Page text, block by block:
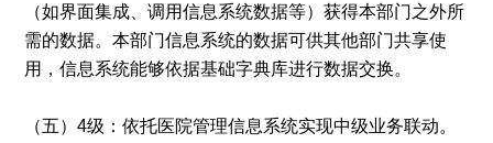
（如界面集成、调用信息系统数据等）获得本部门之外所
需的数据。本部门信息系统的数据可供其他部门共享使
用，信息系统能够依据基础字典库进行数据交换。
（五）4级：依托医院管理信息系统实现中级业务联动。